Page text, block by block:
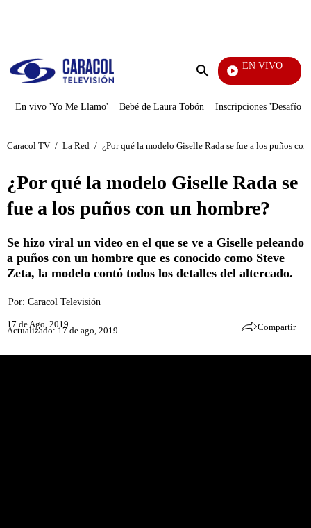
Enviar
EN VIVO
Santa Misa
En vivo 'Yo Me Llamo' Bebé de Laura Tobón Inscripciones 'Desafío'
Caracol TV / La Red / ¿Por qué la modelo Giselle Rada se fue a los puños
¿Por qué la modelo Giselle Rada se
fue a los puños con un hombre?
Se hizo viral un video en el que se ve a Giselle peleando
a puños con un hombre que es conocido como Steve
Zeta, la modelo contó todos los detalles del altercado.
Por: Caracol Televisión
17 de Ago, 2019
Actualizado: 17 de ago, 2019 Compartir